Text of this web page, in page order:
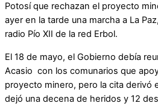
Potosí que rechazan el proyecto
ayer en la tarde una marcha a La
radio Pío XII de la red Erbol.
El 18 de mayo, el Gobierno debía
Acasio con los comunarios que
proyecto minero, pero la cita derivó
dejó una decena de heridos y 12